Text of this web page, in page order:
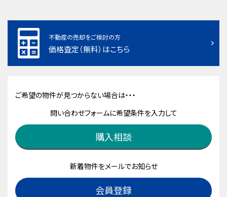
不動産の売却をご検討の方
価格査定（無料）はこちら
ご希望の物件が見つからない場合は・・・
問い合わせフォームに希望条件を入力して
購入相談
新着物件をメールでお知らせ
会員登録